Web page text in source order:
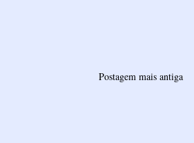
Postagem mais antiga